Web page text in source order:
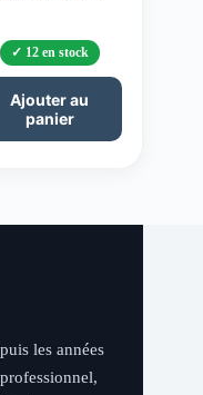
12 en stock
Ajouter au
panier
les années